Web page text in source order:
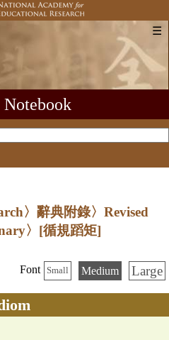
☰
Notebook
〉辭典附錄〉Revised
〉 [循規蹈矩]
Font Small Medium Large